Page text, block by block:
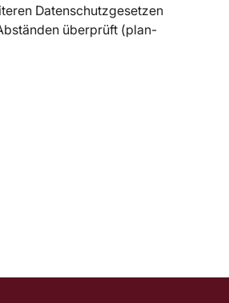
Datenschutzgesetzen
überprüft (plan-